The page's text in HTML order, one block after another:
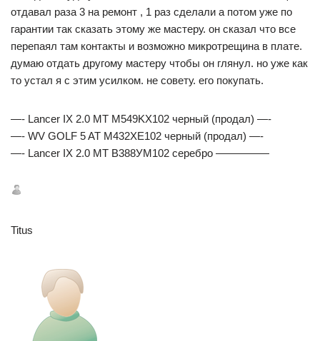
отдавал раза 3 на ремонт , 1 раз сделали а потом уже по
гарантии так сказать этому же мастеру. он сказал что все
перепаял там контакты и возможно микротрещина в плате.
думаю отдать другому мастеру чтобы он глянул. но уже как
то устал я с этим усилком. не совету. его покупать.
—- Lancer IX 2.0 MT M549KX102 черный (продал) —-
—- WV GOLF 5 AT M432XE102 черный (продал) —-
—- Lancer IX 2.0 МТ В388УМ102 серебро —————
Titus